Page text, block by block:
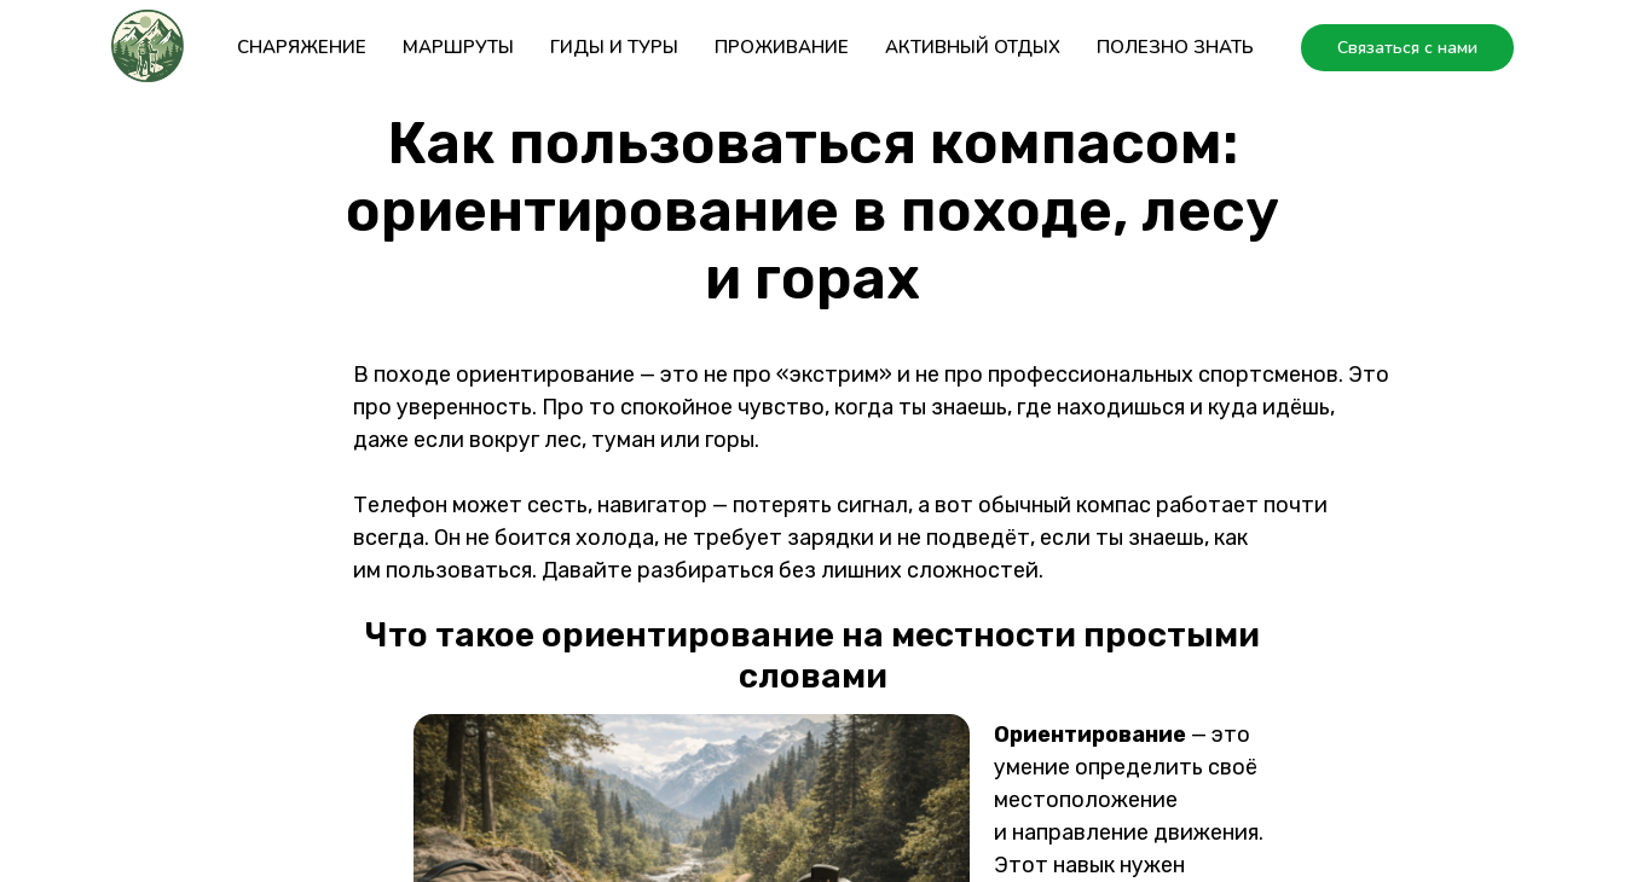
СНАРЯЖЕНИЕ МАРШРУТЫ ГИДЫ И ТУРЫ ПРОЖИВАНИЕ АКТИВНЫЙ ОТДЫХ ПОЛЕЗНО ЗНАТЬ Связаться с нами
Как пользоваться компасом:
ориентирование в походе, лесу
и горах
В походе ориентирование — это не про «экстрим» и не про профессиональных спортсменов. Это
про уверенность. Про то спокойное чувство, когда ты знаешь, где находишься и куда идёшь,
даже если вокруг лес, туман или горы.
Телефон может сесть, навигатор — потерять сигнал, а вот обычный компас работает почти
всегда. Он не боится холода, не требует зарядки и не подведёт, если ты знаешь, как
им пользоваться. Давайте разбираться без лишних сложностей.
Что такое ориентирование на местности простыми
словами
Ориентирование — это
умение определить своё
местоположение
и направление движения.
Этот навык нужен